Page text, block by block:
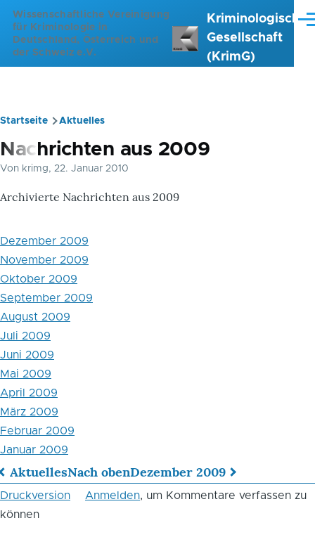
Direkt zum Inhalt
Wissenschaftliche Vereinigung
für Kriminologie in
Deutschland, Österreich und
der Schweiz e.V.
Kriminologische
Gesellschaft
(KrimG)
Pfadnavigation
Startseite Aktuelles
Nachrichten aus 2009
Von krimg, 22. Januar 2010
Archivierte Nachrichten aus 2009
Dezember 2009
November 2009
Oktober 2009
September 2009
August 2009
Juli 2009
Juni 2009
Mai 2009
April 2009
März 2009
Februar 2009
Januar 2009
Links
für
AktuellesNach obenDezember 2009
Druckversion Anmelden, um Kommentare verfassen zu
können